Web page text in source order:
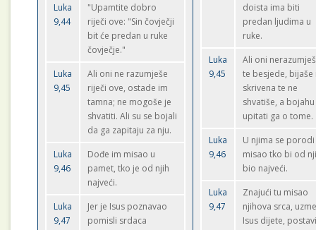
Luka
9,44
"Upamtite dobro
riječi ove: "Sin čovječji
bit će predan u ruke
čovječje."
Luka
9,45
Ali oni ne razumješe
riječi ove, ostade im
tamna; ne mogoše je
shvatiti. Ali su se bojali
da ga zapitaju za nju.
Luka
9,46
Dođe im misao u
pamet, tko je od njih
najveći.
Luka
9,47
Jer je Isus poznavao
pomisli srdaca
doista ima biti
predan ljudima u
ruke.
Luka
9,45
Ali oni
te besjede, bijaše
skrivena te ne
shvatiše, a
upitati ga o tome.
Luka
9,46
U njima se porodi
misao tko bi od
bio najveći.
Luka
9,47
Znajući tu misao
njihova srca,
Isus dijete,